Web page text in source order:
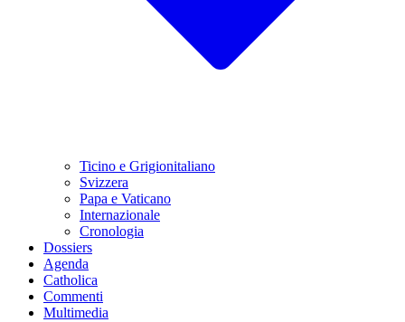
Ticino e Grigionitaliano
Svizzera
Papa e Vaticano
Internazionale
Cronologia
Dossiers
Agenda
Catholica
Commenti
Multimedia